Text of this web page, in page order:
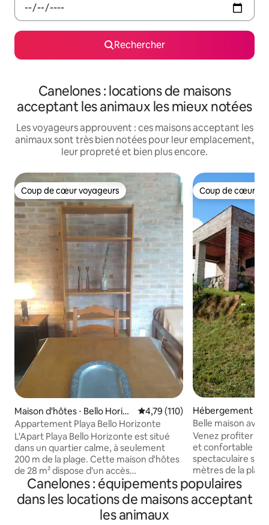
Rechercher
Canelones : locations de maisons
acceptant les animaux les mieux notées
Les voyageurs approuvent : ces maisons acceptant les
animaux sont très bien notées pour leur emplacement,
leur propreté et bien plus encore.
Coup de cœur voyageurs
Coup de cœur voyageurs
Maison d'hôtes ⋅ Bello Horizo
nte
Évaluation moyenne sur la
4,79 (110)
Appartement Playa Bello Horizonte
L'Apart Playa Bello Horizonte est situé
dans un quartier calme, à seulement
200 m de la plage. Cette maison d'hôtes
de 28 m² dispose d'un accès
indépendant et d'un parc de 200 m² à
usage exclusif. Possibilité de se garer
devant. Elle dispose d'un studio avec
coin salon-salle à manger et chambre,
Coup de cœur
Coup de cœur
Hébergement ⋅
Belle maison
Venez profiter
et confortable
spectaculaire sur
mètres de la
indépendante
privé. Elle dispose de deux chambres :
une double et
Canelones : équipements populaires
dans les locations de maisons acceptant
les animaux